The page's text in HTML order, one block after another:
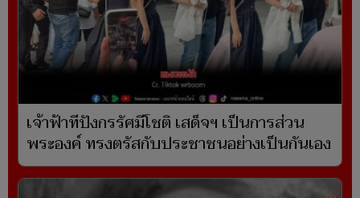
เจ้าฟ้าทีปังกรรัศมีโชติ เสด็จฯ เป็นการส่วน
พระองค์ ทรงตรัสกับประชาชนอย่างเป็นกันเอง